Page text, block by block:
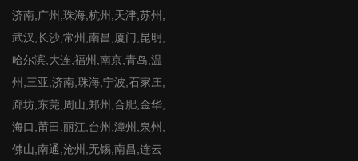
济南,广州,珠海,杭州,天津,苏州,
武汉,长沙,常州,南昌,厦门,昆明,
哈尔滨,大连,福州,南京,青岛,温
州,三亚,济南,珠海,宁波,石家庄,
廊坊,东莞,周山,郑州,合肥,金华,
海口,莆田,丽江,台州,漳州,泉州,
佛山,南通,沧州,无锡,南昌,连云